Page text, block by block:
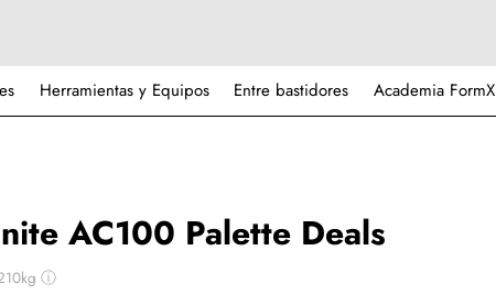
Herramientas y Equipos Entre bastidores Academia FormX
AC100 Palette Deals
ⓘ